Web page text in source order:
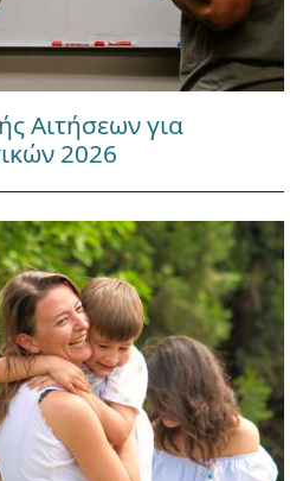
Αιτήσεων για
2026